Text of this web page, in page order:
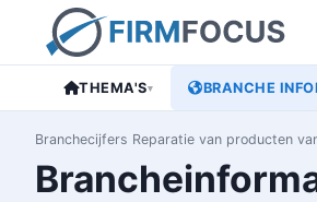
THEMA'S▾ BRANCHE
Branchecijfers Reparatie van producten